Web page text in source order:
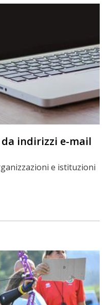
indirizzi e-mail
e istituzioni